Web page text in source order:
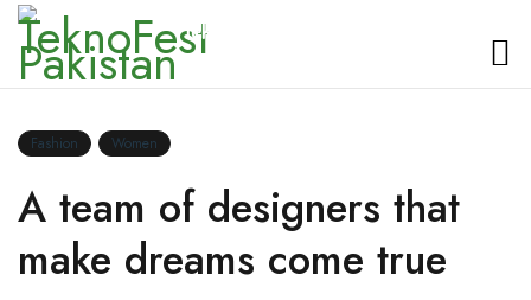
Fashion Women
A team of designers that
make dreams come true
TeknoFest Pakistan